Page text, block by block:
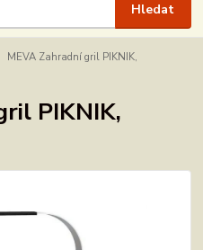
Hledat
MEVA Zahradní gril PIKNIK,
PIKNIK,